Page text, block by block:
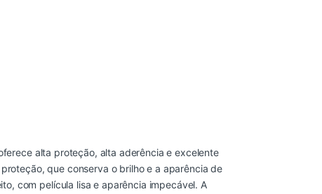
alta proteção, alta aderência e excelente
que conserva o brilho e a aparência de
com película lisa e aparência impecável. A